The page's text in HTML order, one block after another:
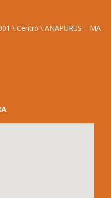
\ Centro \ ANAPURUS – MA